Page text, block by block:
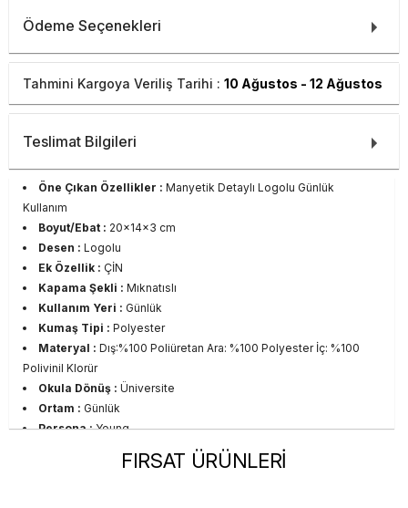
Ödeme Seçenekleri
Tahmini Kargoya Veriliş Tarihi : 10 Ağustos - 12 Ağustos
Teslimat Bilgileri
Öne Çıkan Özellikler : Manyetik Detaylı Logolu Günlük
Kullanım
Boyut/Ebat : 20x14x3 cm
Desen : Logolu
Ek Özellik : ÇİN
Kapama Şekli : Mıknatıslı
Kullanım Yeri : Günlük
Kumaş Tipi : Polyester
Materyal : Dış:%100 Poliüretan Ara: %100 Polyester İç: %100
Polivinil Klorür
Okula Dönüş : Üniversite
Ortam : Günlük
Persona :Young
2024 KışFIRSAT ÜRÜNLERİ